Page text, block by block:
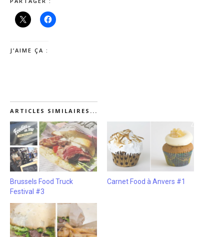
J’AIME ÇA :
ARTICLES SIMILAIRES...
Brussels Food Truck
Festival #3
Carnet Food à Anvers #1